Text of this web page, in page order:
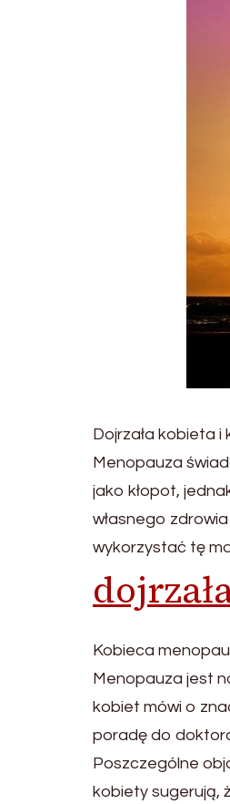
Dojrzała kobieta i
Menopauza
jako kłopot,
własnego
wykorzystać tę
Kobieca
Menopauza jest
kobiet mówi o
poradę do
Poszczególne
kobiety sugerują,